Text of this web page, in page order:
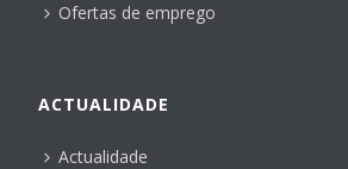
Ofertas de emprego
ACTUALIDADE
Actualidade